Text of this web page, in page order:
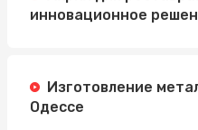
инновационное
Изготовление
Одессе